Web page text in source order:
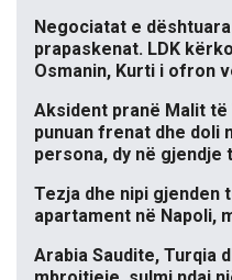
Negociatat e
prapaskenat. LDK
Osmanin, Kurti i ofron
Aksident pranë Malit
punuan frenat dhe doli
persona, dy në gjendje
Tezja dhe nipi gjenden
apartament në Napoli,
Arabia Saudite, Turqia